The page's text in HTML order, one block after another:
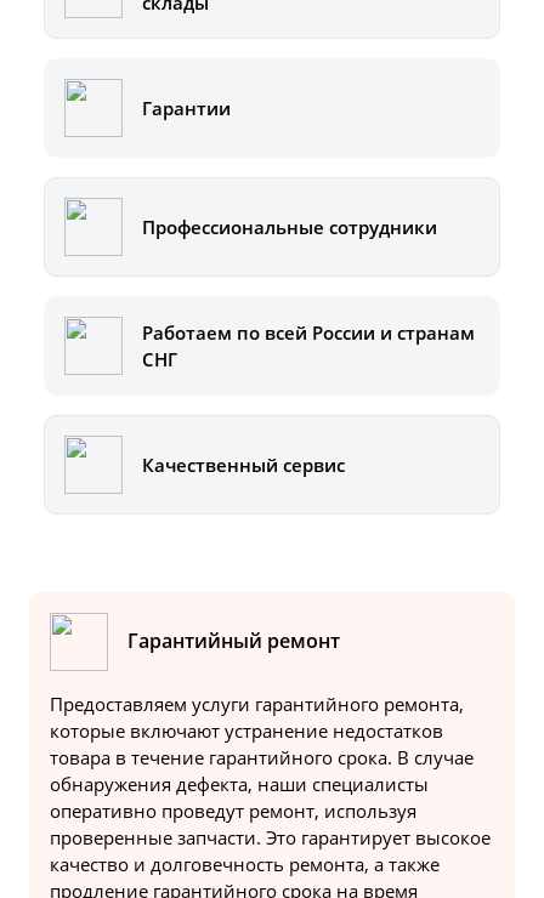
Гарантии
Профессиональные сотрудники
Работаем по всей России и странам
СНГ
Качественный сервис
Гарантийный ремонт
Предоставляем услуги гарантийного ремонта,
которые включают устранение недостатков
товара в течение гарантийного срока. В случае
обнаружения дефекта, наши специалисты
оперативно проведут ремонт, используя
проверенные запчасти. Это гарантирует высокое
качество и долговечность ремонта, а также
продление гарантийного срока на время